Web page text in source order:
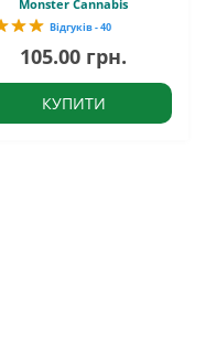
Monster Cannabis
Відгуків - 40
105.00 грн.
КУПИТИ